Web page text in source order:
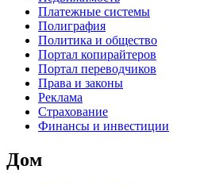
Платежные системы
Полиграфия
Политика и общество
Портал копирайтеров
Портал переводчиков
Права и законы
Реклама
Страхование
Финансы и инвестиции
Дом